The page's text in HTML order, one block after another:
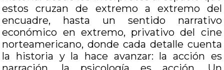
estos cruzan de extremo a extremo del
encuadre, hasta un sentido narrativo
económico en extremo, privativo del cine
norteamericano, donde cada detalle cuenta
la historia y la hace avanzar: la acción es